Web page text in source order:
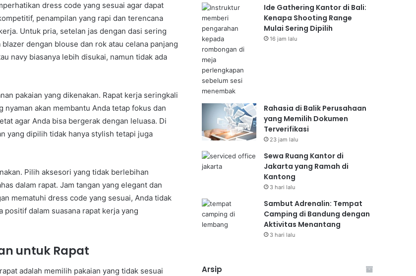
dress code yang sesuai agar dapat
penampilan yang rapi dan terencana
Untuk pria, setelan jas dengan dasi sering
dengan blouse dan rok atau celana panjang
navy biasanya lebih disukai, namun tidak ada
pakaian yang dikenakan. Rapat kerja seringkali
akan membantu Anda tetap fokus dan
agar Anda bisa bergerak dengan leluasa. Di
yang dipilih tidak hanya stylish tetapi juga
Pilih aksesori yang tidak berlebihan
dalam rapat. Jam tangan yang elegant dan
mematuhi dress code yang sesuai, Anda tidak
dalam suasana rapat kerja yang
untuk Rapat
adalah memilih pakaian yang tidak sesuai
Ide Gathering Kantor di Bali:
Kenapa Shooting Range
Mulai Sering Dipilih
16 jam lalu
Rahasia di Balik Perusahaan
yang Memilih Dokumen
Terverifikasi
23 jam lalu
Sewa Ruang Kantor di
Jakarta yang Ramah di
Kantong
3 hari lalu
Sambut Adrenalin: Tempat
Camping di Bandung dengan
Aktivitas Menantang
3 hari lalu
Arsip